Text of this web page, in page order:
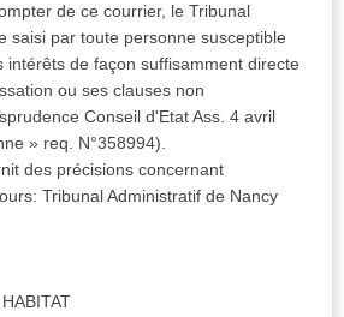
de ce courrier, le Tribunal
saisi par toute personne susceptible
intérêts de façon suffisamment directe
ou ses clauses non
Conseil d'Etat Ass. 4 avril
» req. N°358994).
des précisions concernant
Tribunal Administratif de Nancy